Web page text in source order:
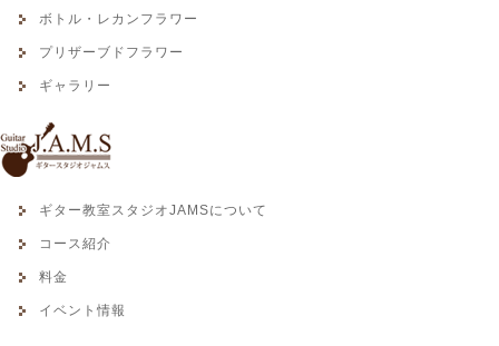
ボトル・レカンフラワー
プリザーブドフラワー
ギャラリー
ギター教室スタジオJAMSについて
コース紹介
料金
イベント情報